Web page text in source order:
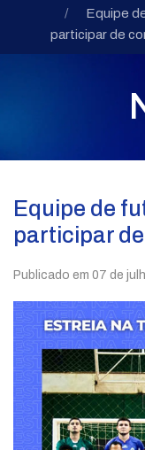
Equipe
participar de
Equipe de
participar
Publicado em 07 de